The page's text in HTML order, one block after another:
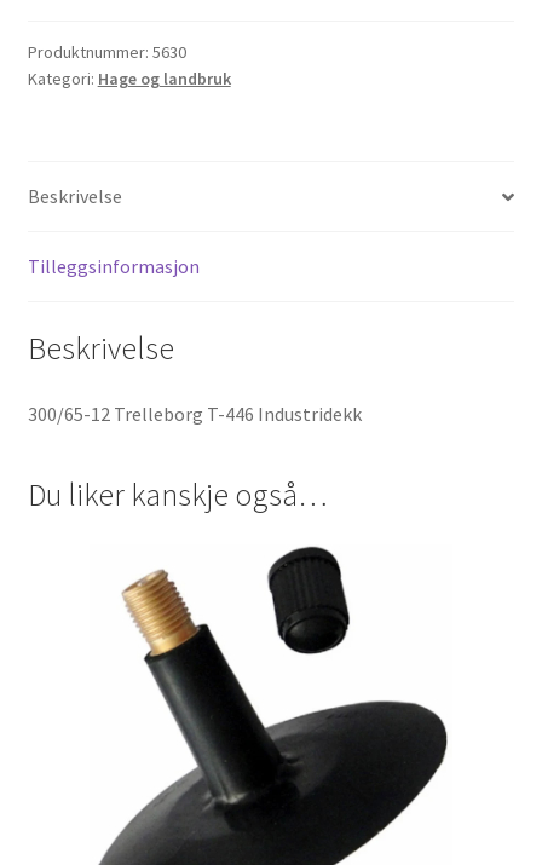
446
Industridekk
Produktnummer: 5630
Kategori: Hage og landbruk
Beskrivelse
Tilleggsinformasjon
Beskrivelse
300/65-12 Trelleborg T-446 Industridekk
Du liker kanskje også…